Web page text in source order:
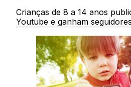
Crianças de 8 a 14 anos
Youtube e ganham